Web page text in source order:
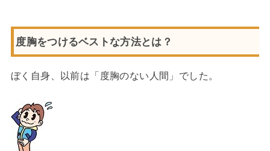
度胸をつけるベストな方法とは？
ぼく自身、以前は「度胸のない人間」でした。